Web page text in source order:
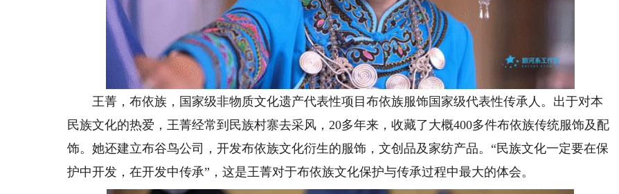
王菁，布依族，国家级非物质文化遗产代表性项目布依族服饰国家级代表性传承人。出于对本
民族文化的热爱，王菁经常到民族村寨去采风，20多年来，收藏了大概400多件布依族传统服饰及配
饰。她还建立布谷鸟公司，开发布依族文化衍生的服饰，文创品及家纺产品。“民族文化一定要在保
护中开发，在开发中传承”，这是王菁对于布依族文化保护与传承过程中最大的体会。